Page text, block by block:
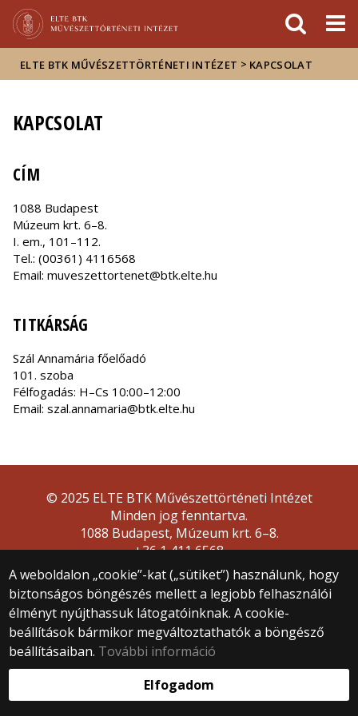
sajtóban
ELTE BTK MŰVÉSZETTÖRTÉNETI INTÉZET > KAPCSOLAT
KAPCSOLAT
CÍM
1088 Budapest
Múzeum krt. 6–8.
I. em., 101–112.
Tel.: (00361) 4116568
Email: muveszettortenet@btk.elte.hu
TITKÁRSÁG
Szál Annamária főelőadó
101. szoba
Félfogadás: H–Cs 10:00–12:00
Email: szal.annamaria@btk.elte.hu
A weboldalon „cookie”-kat („sütiket”) használunk, hogy
biztonságos böngészés mellett a legjobb felhasználói
élményt nyújthassuk látogatóinknak. A cookie-
beállítások bármikor megváltoztathatók a böngésző
beállításaiban. További információ
Elfogadom
© 2025 ELTE BTK Művészettörténeti Intézet
Minden jog fenntartva.
1088 Budapest, Múzeum krt. 6–8.
+36 1 411 6568
muveszettortenet@btk.elte.hu
Webfejlesztés: